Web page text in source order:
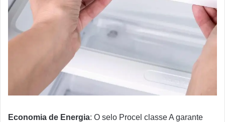
Economia de Energia: O selo Procel classe A garante